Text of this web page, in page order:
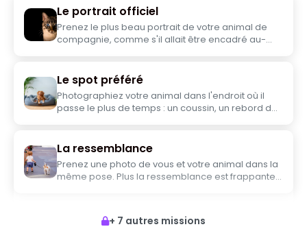
Le portrait officiel
Prenez le plus beau portrait de votre animal de
compagnie, comme s'il allait être encadré au-
Le spot préféré
Photographiez votre animal dans l'endroit où il
passe le plus de temps : un coussin, un rebord de
La ressemblance
Prenez une photo de vous et votre animal dans la
même pose. Plus la ressemblance est frappante,
+ 7 autres missions